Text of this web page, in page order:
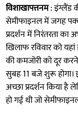
विशाखापत्तनम: इंग्लैंड
सेमीफाइनल में जगह
प्रदर्शन में निरंतरता
खिलाफ रविवार को
की कमजोरी को दूर
सुबह 11 बजे शुरू
अच्छा प्रदर्शन किया
हो गई थी जो